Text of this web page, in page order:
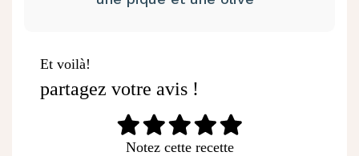
Et voilà!
partagez votre avis !
Notez cette recette